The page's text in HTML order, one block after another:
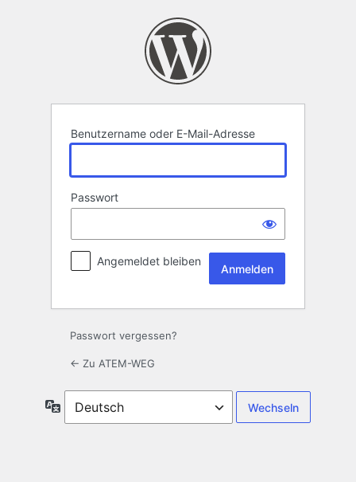
Benutzername oder E-Mail-Adresse
Passwort
Angemeldet bleiben
Passwort vergessen?
← Zu ATEM-WEG
Sprache